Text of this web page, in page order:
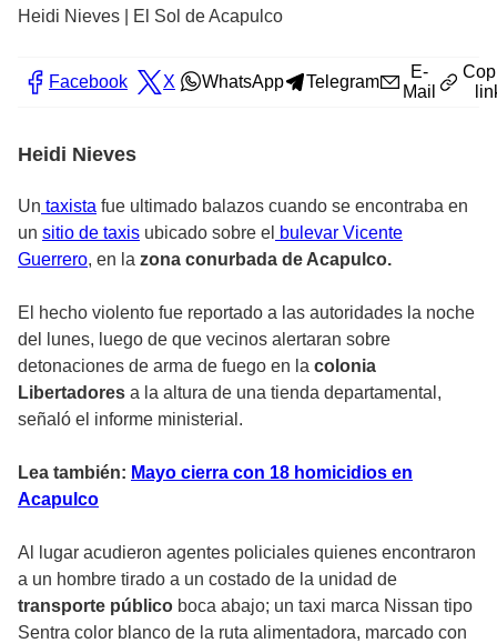
Heidi Nieves | El Sol de Acapulco
Facebook X WhatsApp Telegram
E-
Mail
Heidi Nieves
Un taxista fue ultimado balazos cuando se encontraba en
un sitio de taxis ubicado sobre el bulevar Vicente
Guerrero, en la zona conurbada de Acapulco.
El hecho violento fue reportado a las autoridades la noche
del lunes, luego de que vecinos alertaran sobre
detonaciones de arma de fuego en la colonia
Libertadores a la altura de una tienda departamental,
señaló el informe ministerial.
Lea también: Mayo cierra con 18 homicidios en
Acapulco
Al lugar acudieron agentes policiales quienes encontraron
a un hombre tirado a un costado de la unidad de
transporte público boca abajo; un taxi marca Nissan tipo
Sentra color blanco de la ruta alimentadora, marcado con